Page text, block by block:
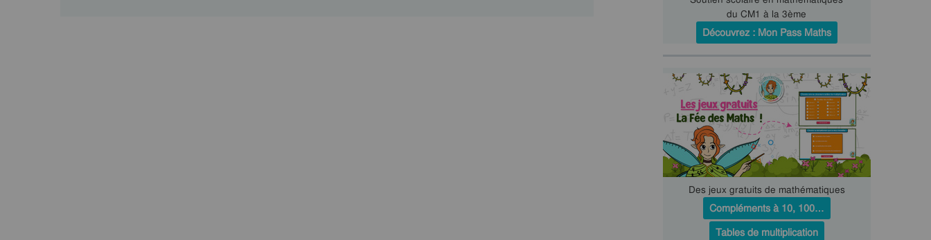
du CM1 à la 3ème
Découvrez : Mon Pass Maths
Des jeux gratuits de mathématiques
Compléments à 10, 100…
Tables de multiplication